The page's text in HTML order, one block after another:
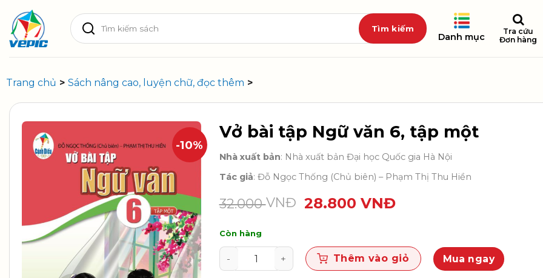
content
Tìm
kiếm:
Danh mục
Tra cứu
Đơn hàng
Trang chủ > Sách nâng cao, luyện chữ, đọc thêm >
-10%
Vở bài tập Ngữ văn 6, tập một
Nhà xuất bản: Nhà xuất bản Đại học Quốc gia Hà Nội
Tác giả: Đỗ Ngọc Thống (Chủ biên) – Phạm Thị Thu Hiền
32.000VNĐ 28.800 VNĐ
Còn hàng
Vở bài tập Ngữ văn 6, tập một số lượng
Thêm vào giỏ Mua ngay